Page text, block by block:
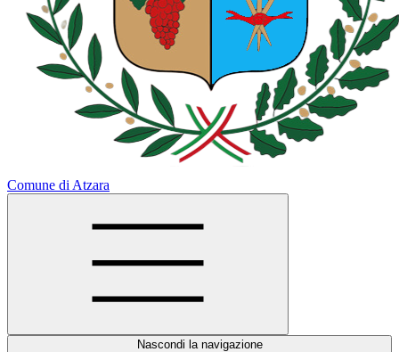
Comune di Atzara
Nascondi la navigazione